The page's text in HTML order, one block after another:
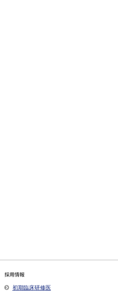
採用情報
初期臨床研修医